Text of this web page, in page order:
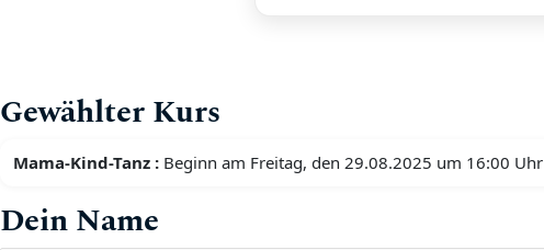
Gewählter Kurs
Mama-Kind-Tanz : Beginn am Freitag, den 29.08.2025 um 16:00 Uhr
Dein Name